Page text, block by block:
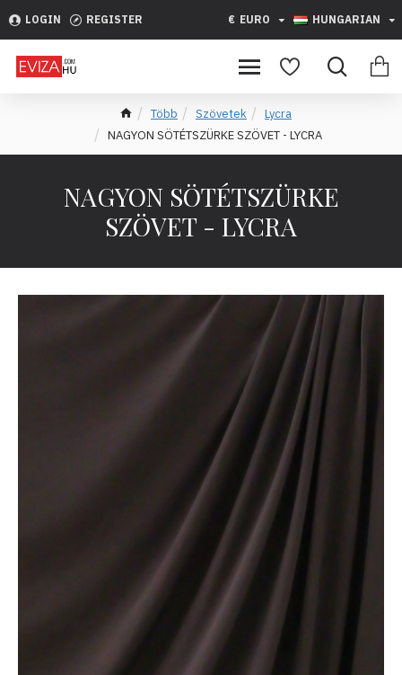
LOGIN REGISTER € EURO HUNGARIAN
Több Szövetek
Lycra
NAGYON SÖTÉTSZÜRKE SZÖVET - LYCRA
NAGYON SÖTÉTSZÜRKE
SZÖVET - LYCRA